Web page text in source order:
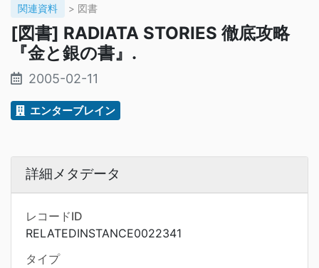
関連資料 > 図書
[図書] RADIATA STORIES 徹底攻略
『金と銀の書』.
2005-02-11
エンターブレイン
詳細メタデータ
レコードID
RELATEDINSTANCE0022341
タイプ